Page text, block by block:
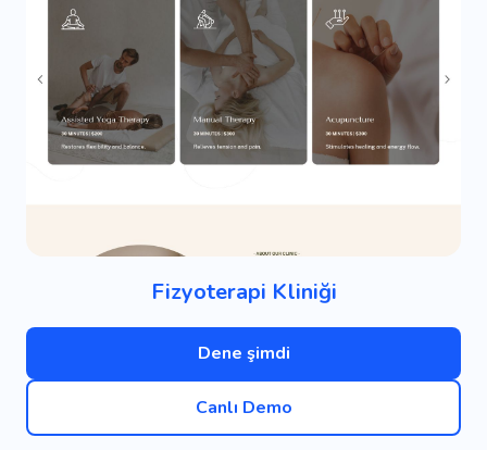
Fizyoterapi Kliniği
Dene şimdi
Canlı Demo